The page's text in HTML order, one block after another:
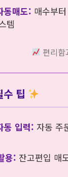
동매도: 매수부
템
편리
수 팁
동 입력: 자동 주
용: 잔고편입 매